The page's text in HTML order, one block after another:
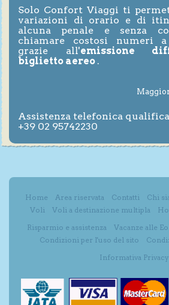
Solo Confort Viaggi ti
variazioni di orario e di
alcuna penale e senza
chiamare costosi numeri a
grazie all'emissione
biglietto aereo .
Assistenza telefonica
+39 02 95742230
Home Area riservata Contatti Chi
Voli
Voli a destinazione multipla
Risparmio e assistenza
Vacanze alle
Condizioni per l'uso del sito
Informativa Privacy